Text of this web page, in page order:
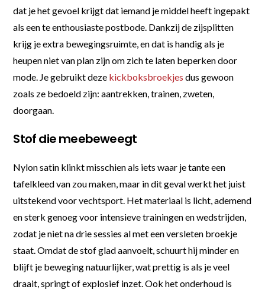
dat je het gevoel krijgt dat iemand je middel heeft ingepakt
als een te enthousiaste postbode. Dankzij de zijsplitten
krijg je extra bewegingsruimte, en dat is handig als je
heupen niet van plan zijn om zich te laten beperken door
mode. Je gebruikt deze kickboksbroekjes dus gewoon
zoals ze bedoeld zijn: aantrekken, trainen, zweten,
doorgaan.
Stof die meebeweegt
Nylon satin klinkt misschien als iets waar je tante een
tafelkleed van zou maken, maar in dit geval werkt het juist
uitstekend voor vechtsport. Het materiaal is licht, ademend
en sterk genoeg voor intensieve trainingen en wedstrijden,
zodat je niet na drie sessies al met een versleten broekje
staat. Omdat de stof glad aanvoelt, schuurt hij minder en
blijft je beweging natuurlijker, wat prettig is als je veel
draait, springt of explosief inzet. Ook het onderhoud is